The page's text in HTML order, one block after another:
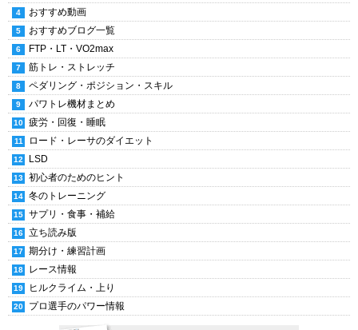
おすすめ動画
おすすめブログ一覧
FTP・LT・VO2max
筋トレ・ストレッチ
ペダリング・ポジション・スキル
パワトレ機材まとめ
疲労・回復・睡眠
ロード・レーサのダイエット
LSD
初心者のためのヒント
冬のトレーニング
サプリ・食事・補給
立ち読み版
期分け・練習計画
レース情報
ヒルクライム・上り
プロ選手のパワー情報